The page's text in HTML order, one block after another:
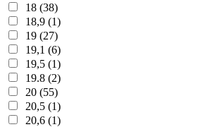
18 (38)
18,9 (1)
19 (27)
19,1 (6)
19,5 (1)
19.8 (2)
20 (55)
20,5 (1)
20,6 (1)